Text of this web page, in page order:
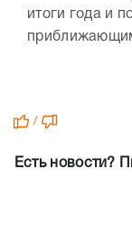
итоги года и
/
Есть новости?